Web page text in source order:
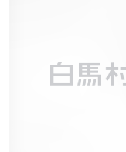
LIVE CAMERA
ライブカメラ
ABOUT HAKUBA